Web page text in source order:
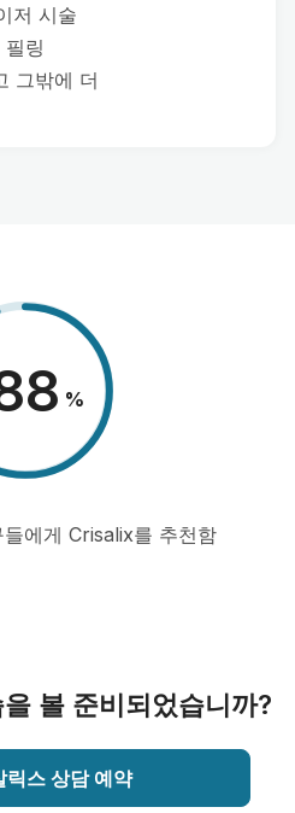
저 시술
필링
그밖에 더
%
에게 Crisalix를 추천함
볼 준비되었습니까?
릭스 상담 예약